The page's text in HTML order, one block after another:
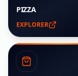
PIZZA
EXPLORER